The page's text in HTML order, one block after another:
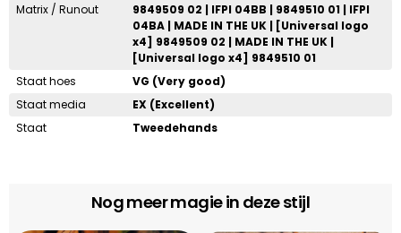
Matrix / Runout
9849509 02 | IFPI 04BB | 9849510 01 | IFPI
04BA | MADE IN THE UK | [Universal logo
x4] 9849509 02 | MADE IN THE UK |
[Universal logo x4] 9849510 01
Staat hoes
VG (Very good)
Staat media
EX (Excellent)
Staat
Tweedehands
Nog meer magie in deze stijl